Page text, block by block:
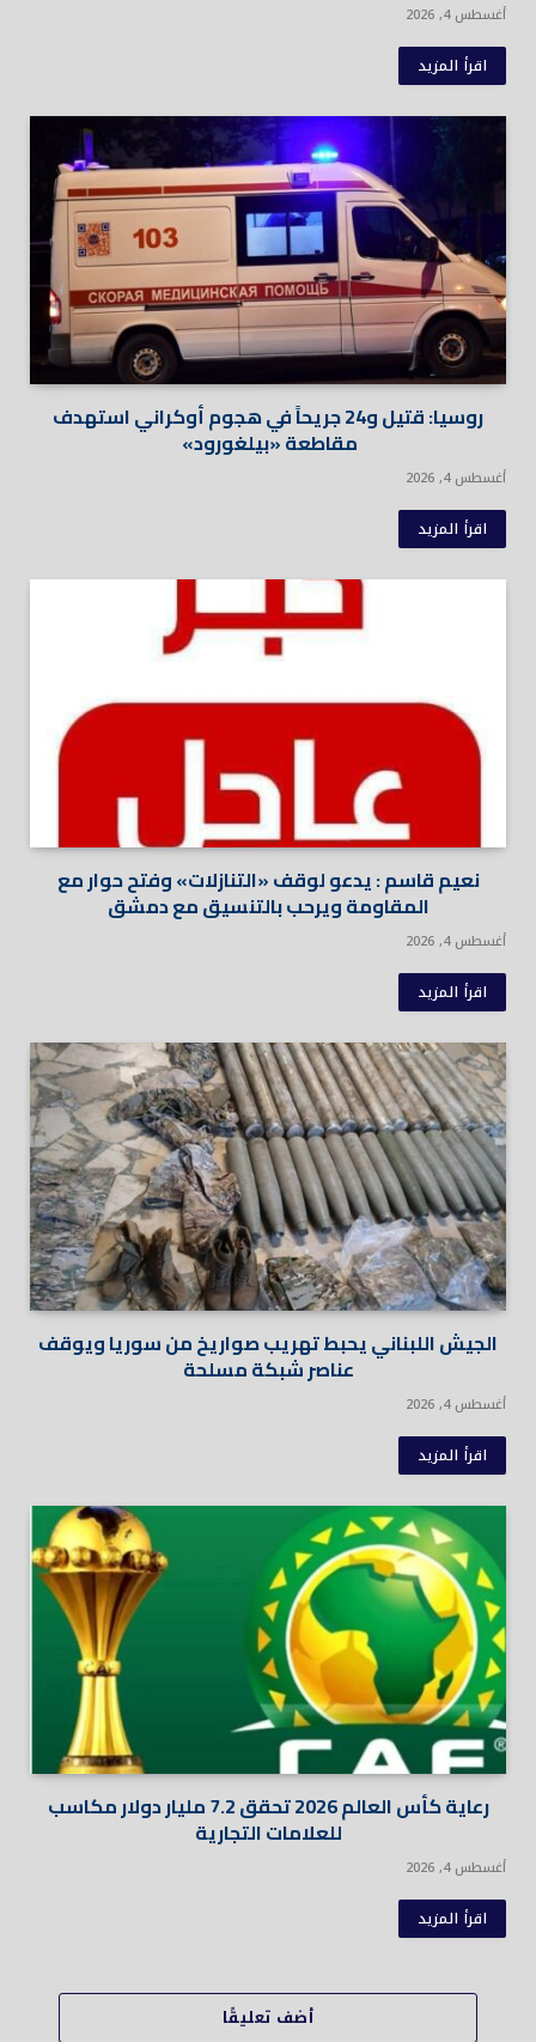
أغسطس 4, 2026
اقرأ المزيد
روسيا: قتيل و24 جريحاً في هجوم أوكراني استهدف
مقاطعة «بيلغورود»
أغسطس 4, 2026
اقرأ المزيد
نعيم قاسم : يدعو لوقف «التنازلات» وفتح حوار مع
المقاومة ويرحب بالتنسيق مع دمشق
أغسطس 4, 2026
اقرأ المزيد
الجيش اللبناني يحبط تهريب صواريخ من سوريا ويوقف
عناصر شبكة مسلحة
أغسطس 4, 2026
اقرأ المزيد
رعاية كأس العالم 2026 تحقق 7.2 مليار دولار مكاسب
للعلامات التجارية
أغسطس 4, 2026
اقرأ المزيد
أضف تعليقًا